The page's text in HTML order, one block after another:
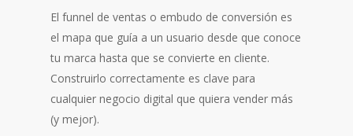
El funnel de ventas o embudo de conversión es
el mapa que guía a un usuario desde que conoce
tu marca hasta que se convierte en cliente.
Construirlo correctamente es clave para
cualquier negocio digital que quiera vender más
(y mejor).